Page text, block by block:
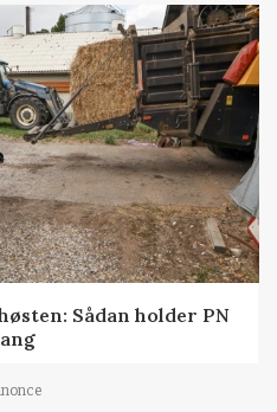
Sådan holder PN